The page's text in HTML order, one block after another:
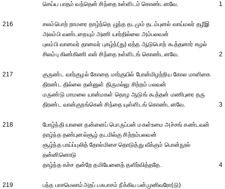
செய்ய பாதம் வந்தென் சிந்தை உள்ளிடம் கொண்டனவே.
1
216
சலம்பொற் றாமரை தாழ்ந்தெ ழுந்த தடமும் தடம்புனல் வாய்மலர் தழீஇ
அலம்பி வண்டறையும் அணி யார்தில்லை அம்பலவன்
புலம்பி வானவர் தானவர் புகழ்ந்(து) ஏத்த ஆடுபொற் கூத்தனார் கழல்
சிலம்பு கிண்கிணி என் சிந்தை உள்ளிடங் கொண்டனவே.
2
217
குருண்ட வார்குழல் கோதை மார்குயில் போன்மிழற்றிய கோல மாளிகை
திரண்ட தில்லை தன்னுள் திருமல்லு சிற்றம் பலவன்
மருண்டு மாமலை யான்மகள் தொழ ஆடுங் கூத்தன் மணிபுரை தரு
திரண்ட வான்குறங்கென் சிந்தை யுள்ளிடங் கொண்டனவே.
3
218
போழ்ந்தி யானை தன்னைப் பொருப்பன் மகள்உமை அச்சங் கண்டவன்
தாழ்ந்த தண்புனல்சூழ் தடமில்கு சிற்றம்பலவன்
சூழ்ந்த பாய்ப்புலித் தோல்மிசை தொடுத்து வீக்கும் பொன்நூல்
தன்னினொடு
தாழ்ந்த கச்ச தன்றே தமியேனைத் தளிர்வித்ததே.
4
219
பந்த பாசமெலாம்அறப் பசுபாசம் நீக்கிய பன்முனிவரோ(டு)